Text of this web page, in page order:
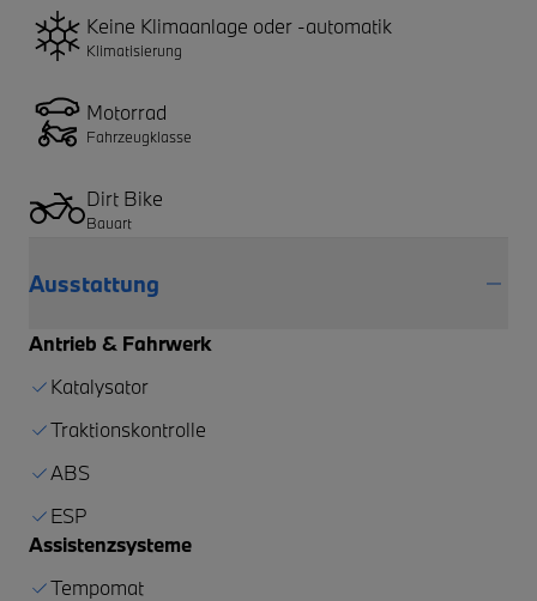
Keine Klimaanlage oder -automatik
Klimatisierung
Motorrad
Fahrzeugklasse
Dirt Bike
Bauart
Ausstattung
Antrieb & Fahrwerk
Katalysator
Traktionskontrolle
ABS
ESP
Assistenzsysteme
Tempomat